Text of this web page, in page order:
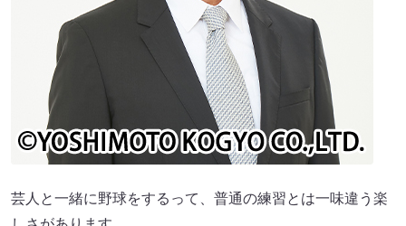
芸人と一緒に野球をするって、普通の練習とは一味違う楽